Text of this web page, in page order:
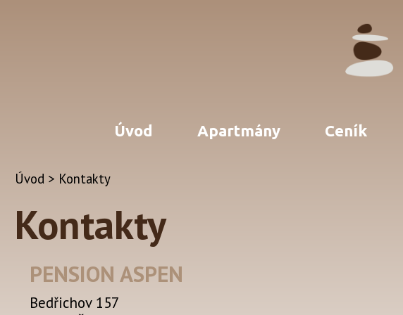
Úvod Apartmány Ceník
Úvod > Kontakty
Kontakty
PENSION ASPEN
Bedřichov 157